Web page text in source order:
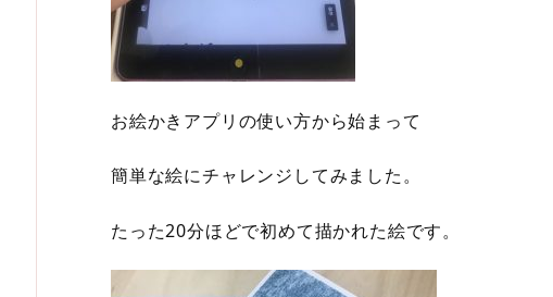
お絵かきアプリの使い方から始まって
簡単な絵にチャレンジしてみました。
たった20分ほどで初めて描かれた絵です。